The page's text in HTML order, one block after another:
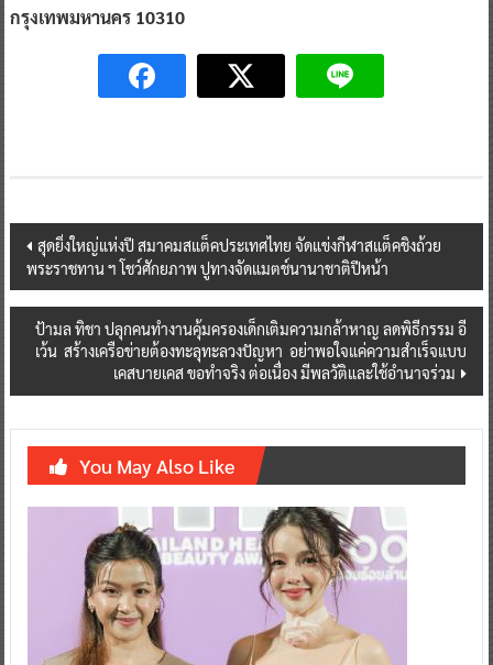
กรุงเทพมหานคร 10310
Post
navigation
สุดยิ่งใหญ่แห่งปี สมาคมสแต็คประเทศไทย จัดแข่งกีฬาสแต็คชิงถ้วย
พระราชทาน ฯ โชว์ศักยภาพ ปูทางจัดแมตช์นานาชาติปีหน้า
ป้ามล ทิชา ปลุกคนทำงานคุ้มครองเด็กเติมความกล้าหาญ ลดพิธีกรรม อี
เว้น สร้างเครือข่ายต้องทะลุทะลวงปัญหา อย่าพอใจแค่ความสำเร็จแบบ
เคสบายเคส ขอทำจริง ต่อเนื่อง มีพลวัติและใช้อำนาจร่วม
You May Also Like